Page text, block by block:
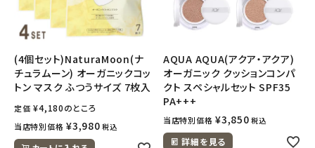
(4個セット)NaturaMoon(ナ
チュラムーン) オーガニックコッ
トン マスク ふつうサイズ 7枚入
定価 ¥4,180のところ
当店特別価格 ¥3,980 税込
AQUA AQUA(アクア・アクア)
オーガニック クッションコンパ
クト スペシャルセット SPF35
PA+++
当店特別価格 ¥3,850 税込
詳細を見る